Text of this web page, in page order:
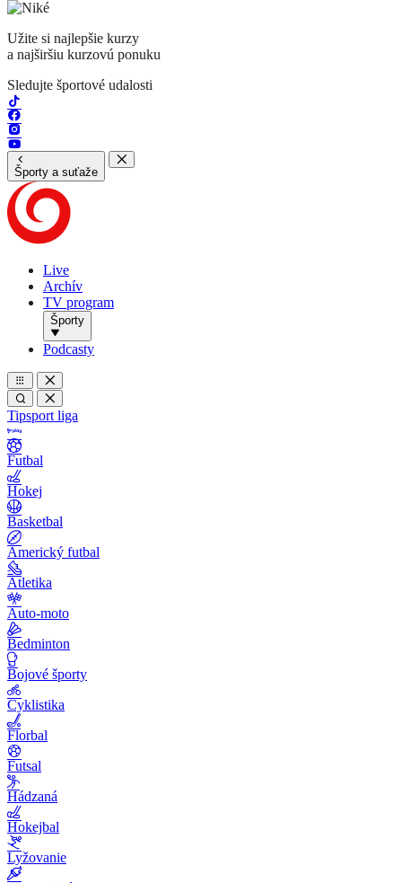
Užite si najlepšie kurzy
a najširšiu kurzovú ponuku
Sledujte športové udalosti
Športy a suťaže
Live
Archív
TV program
Športy
Podcasty
Tipsport liga
Futbal
Hokej
Basketbal
Americký futbal
Atletika
Auto-moto
Bedminton
Bojové športy
Cyklistika
Florbal
Futsal
Hádzaná
Hokejbal
Lyžovanie